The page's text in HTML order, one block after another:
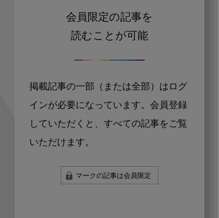
会員限定の記事を
読むことが可能
掲載記事の一部（または全部）はログ
インが必要になっています。会員登録
していただくと、すべての記事をご覧
いただけます。
マークの記事は会員限定